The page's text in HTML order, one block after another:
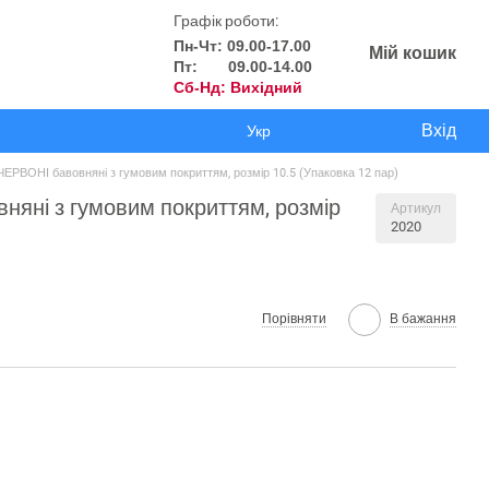
Графік роботи:
Пн-Чт: 09.00-17.00
Пт: 09.00-14.00
Сб-Нд: Вихідний
Мій кошик
Укр Вхід
бавовняні з гумовим покриттям, розмір 10.5 (Упаковка 12 пар)
з гумовим покриттям, розмір
Артикул
2020
Порівняти В бажання